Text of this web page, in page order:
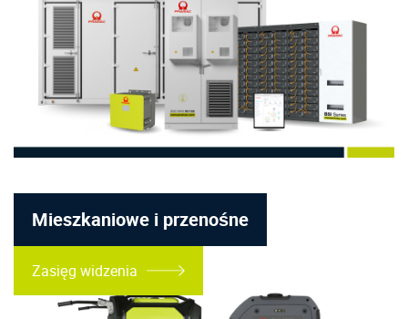
Mieszkaniowe i przenośne
Zasięg widzenia